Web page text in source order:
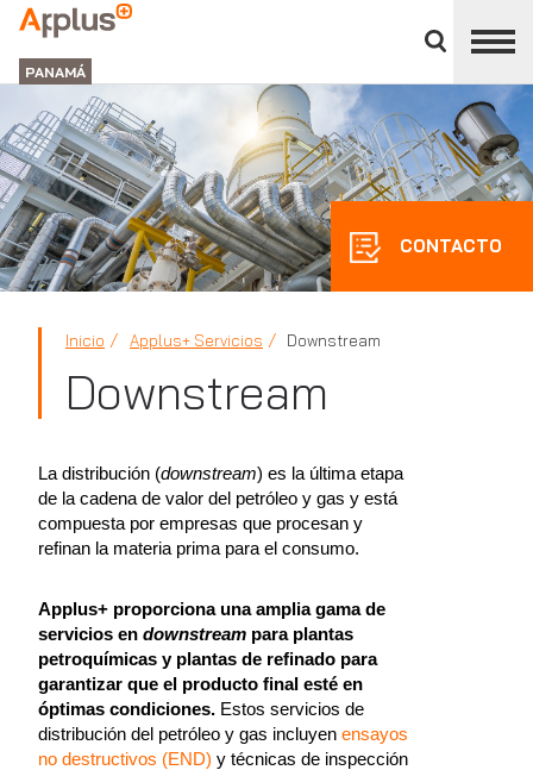
panel
APPLUS+
GROUP
PANAMÁ
CONTACTO
Inicio Applus+ Servicios Downstream
Downstream
La distribución (downstream) es la última etapa
de la cadena de valor del petróleo y gas y está
compuesta por empresas que procesan y
refinan la materia prima para el consumo.
Applus+ proporciona una amplia gama de
servicios en downstream para plantas
petroquímicas y plantas de refinado para
garantizar que el producto final esté en
óptimas condiciones. Estos servicios de
distribución del petróleo y gas incluyen ensayos
no destructivos (END) y técnicas de inspección